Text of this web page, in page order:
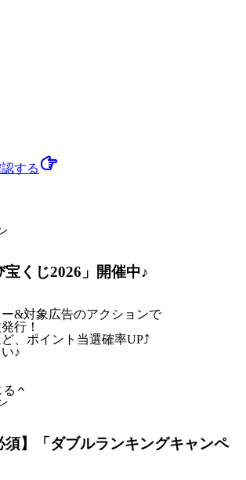
する
宝くじ2026」開催中♪
&対象広告のアクションで
行！
、ポイント当選確率UP⤴
♪
る
須】「ダブルランキングキャンペ